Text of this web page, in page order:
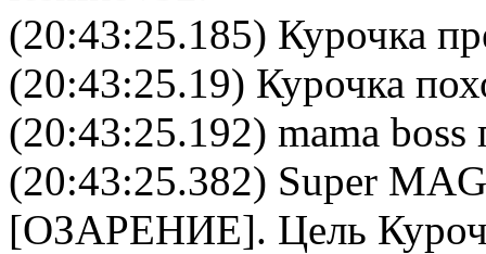
(20:43:25.185) Курочка
(20:43:25.19) Курочка
(20:43:25.192) mama boss
(20:43:25.382) Super MAG
[ОЗАРЕНИЕ]. Цель